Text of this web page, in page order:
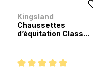
Kingsland
Chaussettes
d’équitation Class...